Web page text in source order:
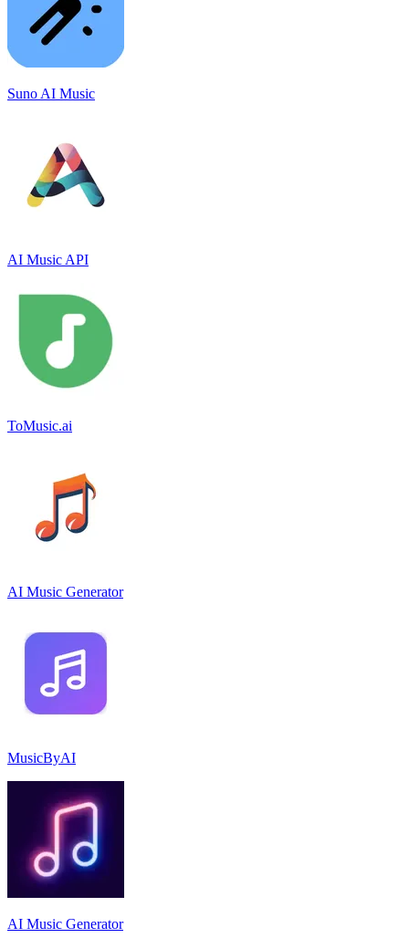
Suno AI Music
AI Music API
ToMusic.ai
AI Music Generator
MusicByAI
AI Music Generator